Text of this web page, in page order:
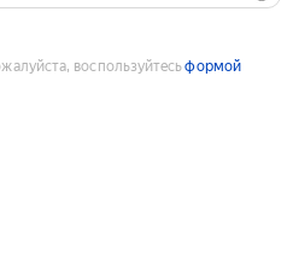
воспользуйтесьформой